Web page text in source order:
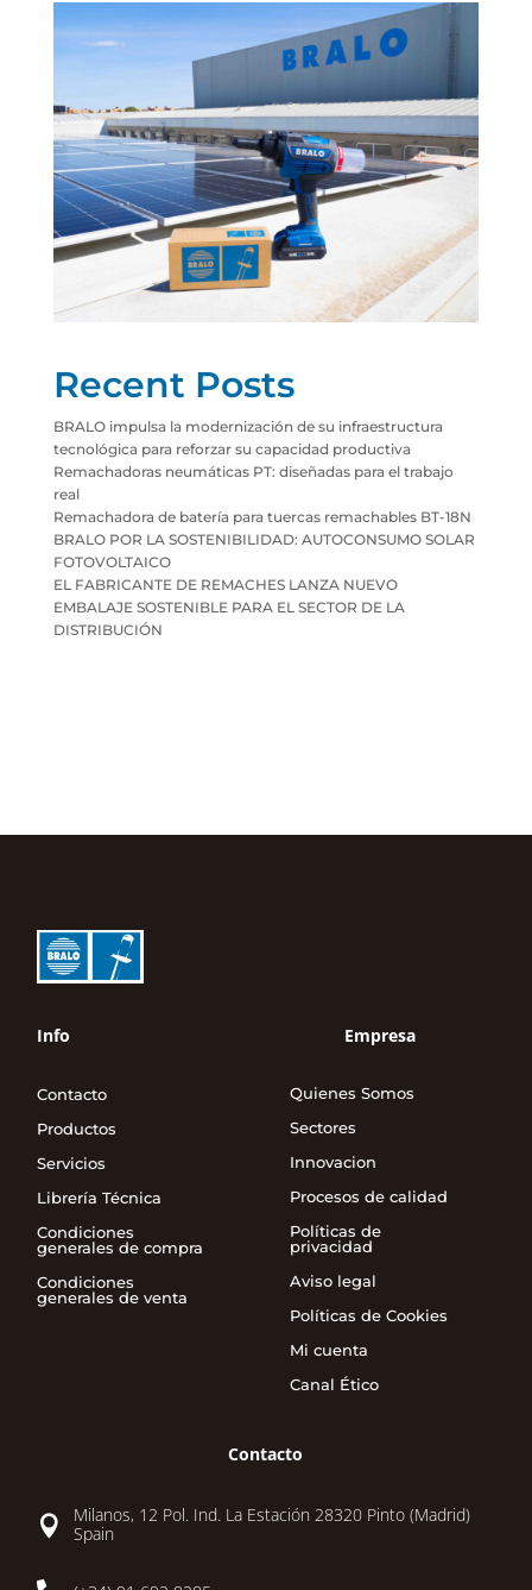
Recent Posts
BRALO impulsa la modernización de su infraestructura
tecnológica para reforzar su capacidad productiva
Remachadoras neumáticas PT: diseñadas para el trabajo
real
Remachadora de batería para tuercas remachables BT-18N
BRALO POR LA SOSTENIBILIDAD: AUTOCONSUMO SOLAR
FOTOVOLTAICO
EL FABRICANTE DE REMACHES LANZA NUEVO
EMBALAJE SOSTENIBLE PARA EL SECTOR DE LA
DISTRIBUCIÓN
Info
Contacto
Productos
Servicios
Librería Técnica
Condiciones
generales de compra
Condiciones
generales de venta
Empresa
Quienes Somos
Sectores
Innovacion
Procesos de calidad
Políticas de
privacidad
Aviso legal
Políticas de Cookies
Mi cuenta
Canal Ético
Contacto

Milanos, 12 Pol. Ind. La Estación 28320 Pinto (Madrid)
Spain